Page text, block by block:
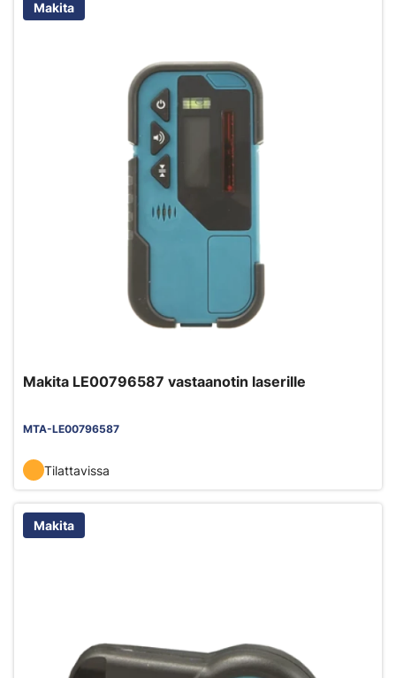
Makita
Makita LE00796587 vastaanotin laserille
MTA-LE00796587
Tilattavissa
Makita